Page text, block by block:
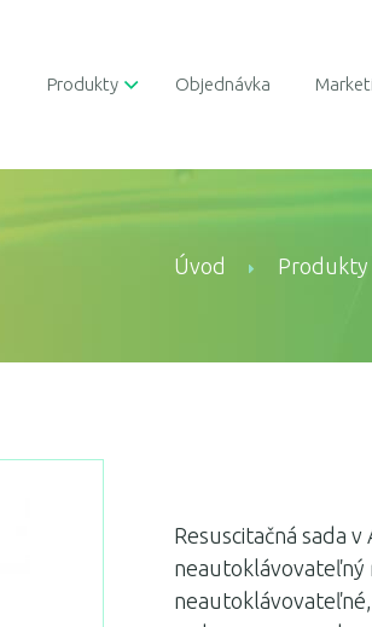
Produkty Objednávka
Úvod Produkty
Resuscitačná sada
neautoklávovateľný